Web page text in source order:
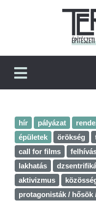
hír pályázat
épületek
örökség
call for films
lakhatás
aktivizmus
protagonisták / hősök